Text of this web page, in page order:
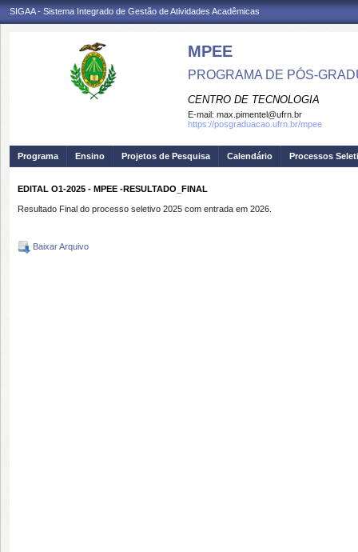
SIGAA - Sistema Integrado de Gestão de Atividades Acadêmicas
MPEE
PROGRAMA DE PÓS-
CENTRO DE TECNOLOGIA
E-mail: max.pimentel@ufrn.br
https://posgraduacao.ufrn.br/mpee
Programa Ensino Projetos de Pesquisa Calendário Processos
EDITAL O1-2025 - MPEE -RESULTADO_FINAL
Resultado Final do processo seletivo 2025 com entrada em 2026.
Baixar Arquivo